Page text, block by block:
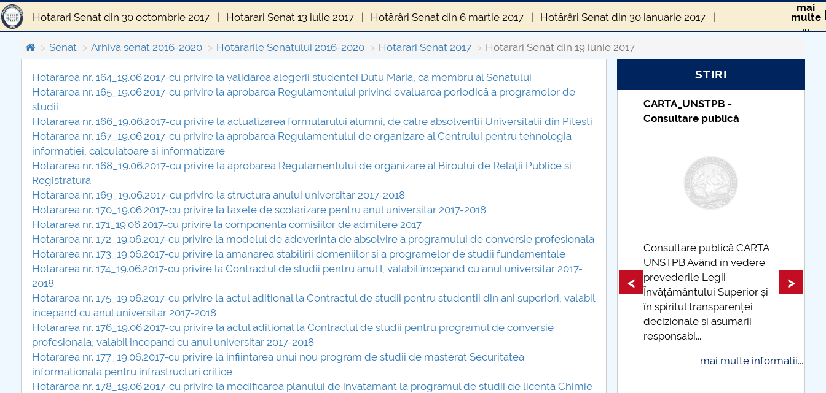
Hotarari Senat din 30 octombrie 2017 Hotarari Senat 13 iulie 2017 Hotărâri Senat din 6 martie 2017 Hotărâri Senat din 30 ianuarie 2017
Hotărâri Senat din 8 februarie 2017 Hotarari Senat 27 martie 2017 Hotarari Senat 24 aprilie 2017 Hotărâri Senat din 22 mai 2017
Hotărări Senat din 19 iunie 2017 Hotărâri Senat din 15 septembrie 2017 Hotărâri Senat din 27 septembrie 2017 Hotărâri Senat din 27 noiembrie 2017
Hotărări Senat din 18 decembrie 2017
mai
multe
...
Senat
Arhiva senat 2016-2020 Hotararile Senatului 2016-2020 Hotarari Senat 2017 Hotărări Senat din 19 iunie 2017
Hotararea nr. 164_19.06.2017-cu privire la validarea alegerii studentei Dutu Maria, ca membru al Senatului
Hotararea nr. 165_19.06.2017-cu privire la aprobarea Regulamentului privind evaluarea periodică a programelor de
studii
Hotararea nr. 166_19.06.2017-cu privire la actualizarea formularului alumni, de catre absolventii Universitatii din Pitesti
Hotararea nr. 167_19.06.2017-cu privire la aprobarea Regulamentului de organizare al Centrului pentru tehnologia
informatiei, calculatoare si informatizare
Hotararea nr. 168_19.06.2017-cu privire la aprobarea Regulamentului de organizare al Biroului de Relaţii Publice si
Registratura
Hotararea nr. 169_19.06.2017-cu privire la structura anului universitar 2017-2018
Hotararea nr. 170_19.06.2017-cu privire la taxele de scolarizare pentru anul universitar 2017-2018
Hotararea nr. 171_19.06.2017-cu privire la componenta comisiilor de admitere 2017
Hotararea nr. 172_19.06.2017-cu privire la modelul de adeverinta de absolvire a programului de conversie profesionala
Hotararea nr. 173_19.06.2017-cu privire la amanarea stabilirii domeniilor si a programelor de studii fundamentale
Hotararea nr. 174_19.06.2017-cu privire la Contractul de studii pentru anul I, valabil începand cu anul universitar 2017-
2018
Hotararea nr. 175_19.06.2017-cu privire la actul aditional la Contractul de studii pentru studentii din ani superiori, valabil
incepand cu anul universitar 2017-2018
Hotararea nr. 176_19.06.2017-cu privire la actul aditional la Contractul de studii pentru programul de conversie
profesionala, valabil incepand cu anul universitar 2017-2018
Hotararea nr. 177_19.06.2017-cu privire la infiintarea unui nou program de studii de masterat Securitatea
informationala pentru infrastructuri critice
Hotararea nr. 178_19.06.2017-cu privire la modificarea planului de invatamant la programul de studii de licenta Chimie
STIRI
PRIMSTUD 26.03.2026
COMUNICAT Eveniment de
informare și promovare a
ofertei educaționale
universitare la Colegiul
Teoretic „Ion Cantacuzino”
Piteşti 26.03.2026
COMUNICAT Eveniment de
informare �...
mai multe informatii...
mai multe informatii...
Consultare publică
Consultare publică CARTA
UNSTPB Având în vedere
Învățământului Superior și
în spiritul transparenței
decizionale și asumării
mai multe informatii...
Taxe de școlarizare
indexate – Centrul
Taxe de școlarizare
indexate Taxele se pot plăti
și cu cardul
mai multe informatii...
< >